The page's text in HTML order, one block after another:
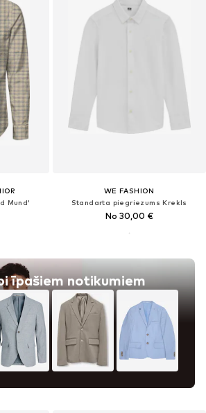
Mund'
īpašiem notikumiem
WE FASHION
Standarta piegriezums Krekls
No 30,00 €